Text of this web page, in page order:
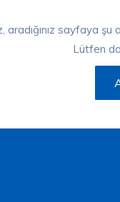
aradığınız sayfaya şu
Lütfen